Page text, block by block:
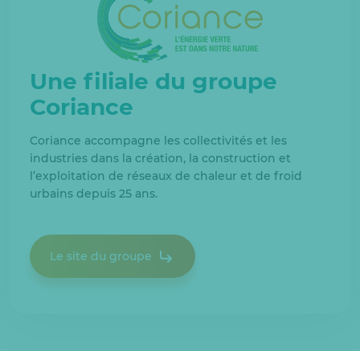
Une filiale du groupe
Coriance
Coriance accompagne les collectivités et les
industries dans la création, la construction et
l’exploitation de réseaux de chaleur et de froid
urbains depuis 25 ans.
Le site du groupe